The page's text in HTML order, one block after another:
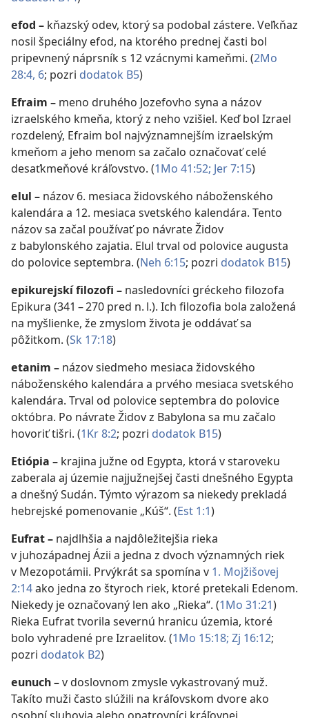
efod – kňazský odev, ktorý sa podobal zástere. Veľkňaz
nosil špeciálny efod, na ktorého prednej časti bol
pripevnený náprsník s 12 vzácnymi kameňmi. (2Mo
28:4, 6; pozri dodatok B5)
Efraim – meno druhého Jozefovho syna a názov
izraelského kmeňa, ktorý z neho vzišiel. Keď bol Izrael
rozdelený, Efraim bol najvýznamnejším izraelským
kmeňom a jeho menom sa začalo označovať celé
desaťkmeňové kráľovstvo. (1Mo 41:52; Jer 7:15)
elul – názov 6. mesiaca židovského náboženského
kalendára a 12. mesiaca svetského kalendára. Tento
názov sa začal používať po návrate Židov
z babylonského zajatia. Elul trval od polovice augusta
do polovice septembra. (Neh 6:15; pozri dodatok B15)
epikurejskí filozofi – nasledovníci gréckeho filozofa
Epikura (341 – 270 pred n. l.). Ich filozofia bola založená
na myšlienke, že zmyslom života je oddávať sa
pôžitkom. (Sk 17:18)
etanim – názov siedmeho mesiaca židovského
náboženského kalendára a prvého mesiaca svetského
kalendára. Trval od polovice septembra do polovice
októbra. Po návrate Židov z Babylona sa mu začalo
hovoriť tišri. (1Kr 8:2; pozri dodatok B15)
Etiópia – krajina južne od Egypta, ktorá v staroveku
zaberala aj územie najjužnejšej časti dnešného Egypta
a dnešný Sudán. Týmto výrazom sa niekedy prekladá
hebrejské pomenovanie „Kúš“. (Est 1:1)
Eufrat– najdlhšia a najdôležitejšia rieka
v juhozápadnej Ázii a jedna z dvoch významných riek
v Mezopotámii. Prvýkrát sa spomína v 1. Mojžišovej
2:14ako jedna zo štyroch riek, ktoré pretekali Edenom.
Niekedy je označovaný len ako „Rieka“. (1Mo 31:21)
Rieka Eufrat tvorila severnú hranicu územia, ktoré
bolo vyhradené pre Izraelitov. (1Mo 15:18; Zj 16:12;
pozri dodatok B2)
eunuch–v doslovnom zmysle vykastrovaný muž.
Takíto muži často slúžili na kráľovskom dvore ako